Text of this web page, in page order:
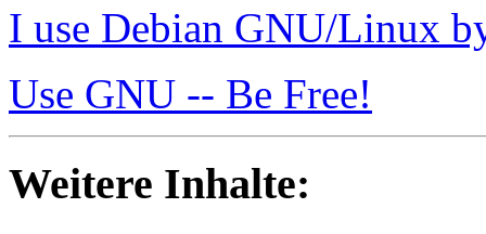
I use Debian GNU/Linux
Use GNU -- Be Free!
Weitere Inhalte: